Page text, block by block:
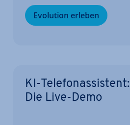
Evolution erleben
KI-Te­le­fon­as­sis­tent:
Die Live-Demo